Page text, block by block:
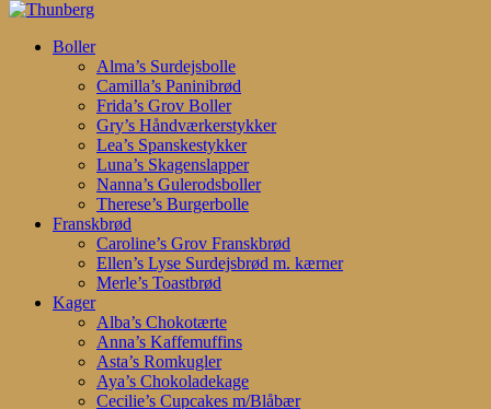
Close
search
account
Menu
Boller
Alma’s Surdejsbolle
Camilla’s Paninibrød
Frida’s Grov Boller
Gry’s Håndværkerstykker
Lea’s Spanskestykker
Luna’s Skagenslapper
Nanna’s Gulerodsboller
Therese’s Burgerbolle
Franskbrød
Caroline’s Grov Franskbrød
Ellen’s Lyse Surdejsbrød m. kærner
Merle’s Toastbrød
Kager
Alba’s Chokotærte
Anna’s Kaffemuffins
Asta’s Romkugler
Aya’s Chokoladekage
Cecilie’s Cupcakes m/Blåbær